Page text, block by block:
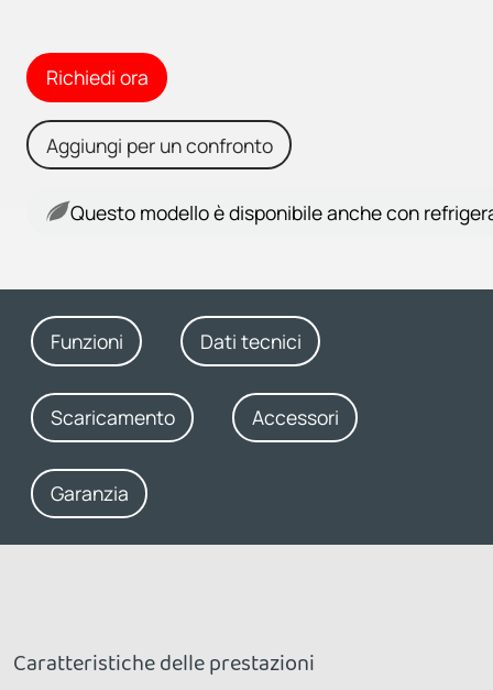
Richiedi ora
Aggiungi per un confronto
Questo modello è disponibile anche con
Funzioni Dati tecnici
Scaricamento Accessori
Garanzia
Caratteristiche delle prestazioni